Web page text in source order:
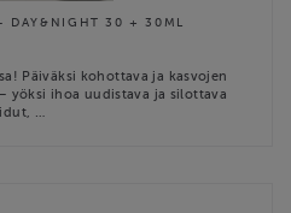
DAY&NIGHT 30 + 30ML
Päiväksi kohottava ja kasvojen
yöksi ihoa uudistava ja silottava
…